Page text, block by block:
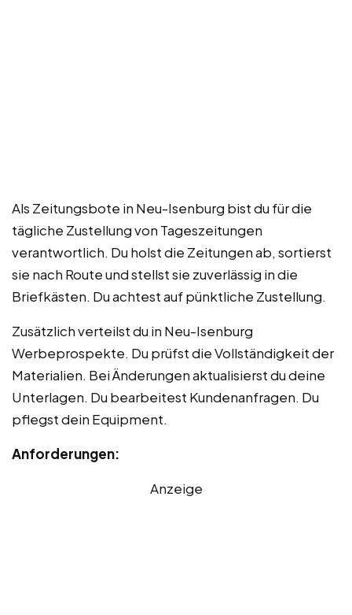
Als Zeitungsbote in Neu-Isenburg bist du für die
tägliche Zustellung von Tageszeitungen
verantwortlich. Du holst die Zeitungen ab, sortierst
sie nach Route und stellst sie zuverlässig in die
Briefkästen. Du achtest auf pünktliche Zustellung.
Zusätzlich verteilst du in Neu-Isenburg
Werbeprospekte. Du prüfst die Vollständigkeit der
Materialien. Bei Änderungen aktualisierst du deine
Unterlagen. Du bearbeitest Kundenanfragen. Du
pflegst dein Equipment.
Anforderungen:
Anzeige